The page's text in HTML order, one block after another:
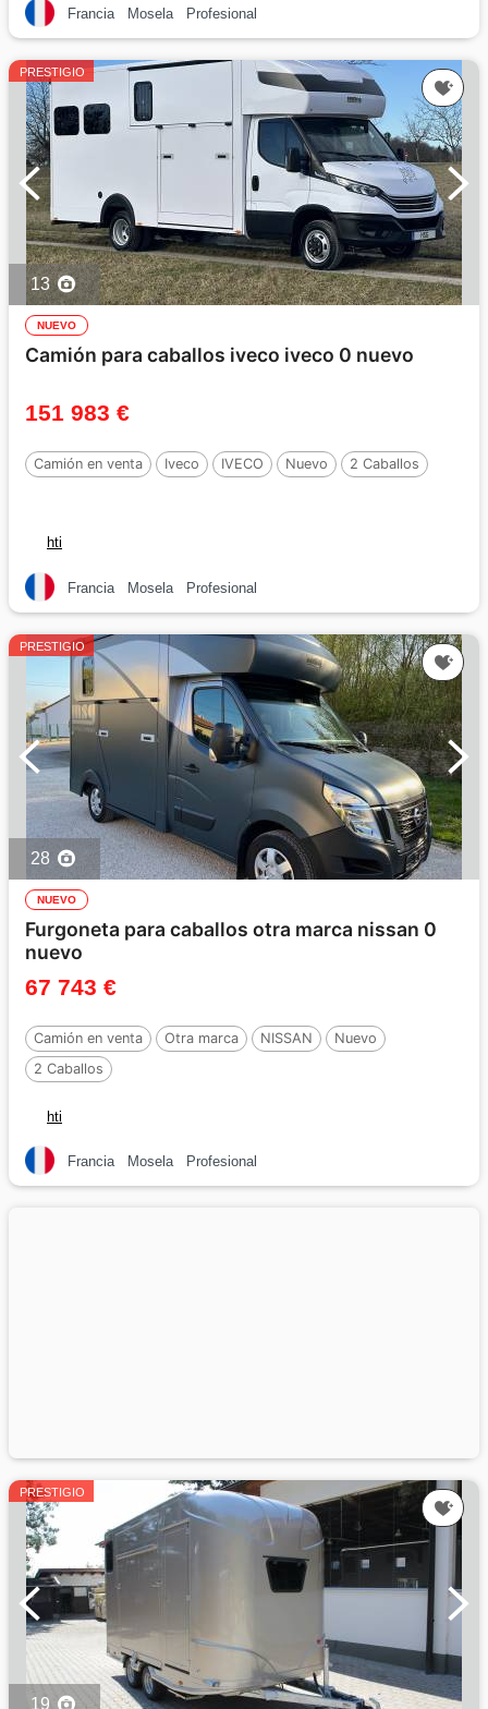
Francia Mosela Profesional
PRESTIGIO
13
NUEVO
Camión para caballos iveco iveco 0 nuevo
151 983 €
Camión en venta Iveco IVECO Nuevo 2 Caballos
hti
Francia Mosela Profesional
PRESTIGIO
28
NUEVO
Furgoneta para caballos otra marca nissan 0
nuevo
67 743 €
Camión en venta Otra marca NISSAN
Nuevo
2 Caballos
hti
Francia Mosela Profesional
PRESTIGIO
19